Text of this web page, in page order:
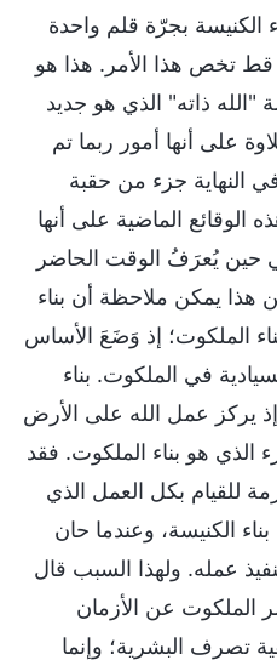
الكنيسة بجرّة قلم واحدة
تخص هذا الأمر. هذا هو
"الله ذاته" الذي هو جديد
على أنها أمور ربما تم
النهاية جزء من حقبة
الوقائع الماضية على أنها
حين يُعرَفُ الوقت الحاضر
هذا يمكن ملاحظة أن بناء
الملكوت؛ إذ وَضَعَ الأساس
في الملكوت. بناء
يركز عمل الله على الأرض
هو بناء الملكوت. فقد
للقيام بكل العمل الذي
الكنيسة، وعندما حان
عمله. ولهذا السبب قال
الملكوت عن الأزمان
تصرف البشرية؛ وإنما